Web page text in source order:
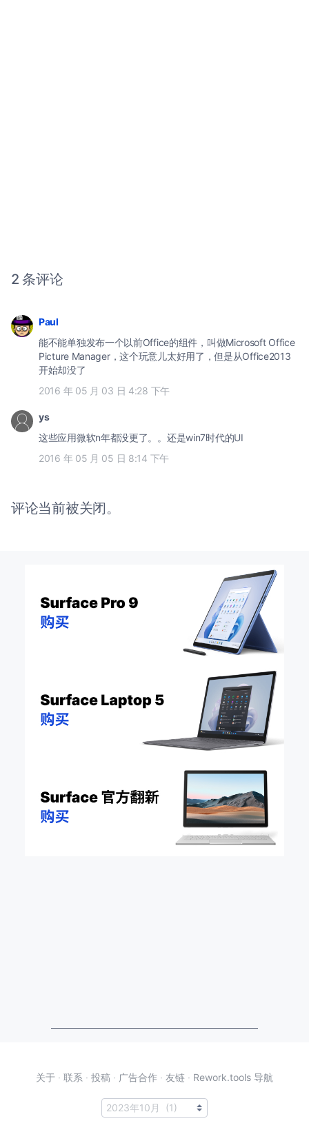
2 条评论
Paul
能不能单独发布一个以前Office的组件，叫做Microsoft Office
Picture Manager，这个玩意儿太好用了，但是从Office2013
开始却没了
2016 年 05 月 03 日 4:28 下午
ys
这些应用微软n年都没更了。。还是win7时代的UI
2016 年 05 月 05 日 8:14 下午
评论当前被关闭。
关于 · 联系 · 投稿 · 广告合作 · 友链 · Rework.tools 导航